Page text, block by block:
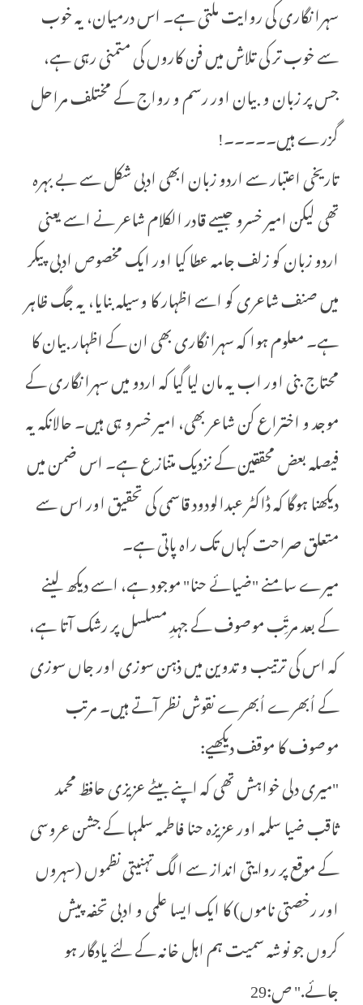
سہرا نگاری کی روایت ملتی ہے۔ اس درمیان، یہ خوب
سے خوب تر کی تلاش میں فن کاروں کی متمنی رہی ہے،
جس پر زبان و بیان اور رسم و رواج کے مختلف مراحل
گزرے ہیں۔۔۔۔۔!
تاریخی اعتبار سے اردو زبان ابھی ادبی شکل سے بے بہرہ
تھی لیکن امیر خسرو جیسے قادر الکلام شاعر نے اسے یعنی
اردو زبان کو زلف جامہ عطا کیا اور ایک مخصوص ادبی پیکر
میں صنف شاعری کو اسے اظہار کا وسیلہ بنایا، یہ جگ ظاہر
ہے۔ معلوم ہوا کہ سہرا نگاری بھی ان کے اظہار بیان کا
محتاج بنی اور اب یہ مان لیا گیا کہ اردو میں سہرا نگاری کے
موجد و اختراع کن شاعر بھی، امیر خسرو ہی ہیں۔ حالانکہ یہ
فیصلہ بعض محققین کے نزدیک متنازع ہے۔ اس ضمن میں
دیکھنا ہوگا کہ ڈاکٹر عبدالودود قاسمی کی تحقیق اور اس سے
متعلق صراحت کہاں تک راہ پاتی ہے۔
میرے سامنے "ضیائے حنا" موجود ہے، اسے دیکھ لینے
کے بعد مرتِّب موصوف کے جہدِ مسلسل پر رشک آتا ہے،
کہ اس کی ترتیب و تدوین میں ذہن سوزی اور جاں سوزی
کے اُبھرے اُبھرے نقوش نظر آتے ہیں۔ مرتب
موصوف کا موقف دیکھیے:
"میری دلی خواہش تھی کہ اپنے بیٹے عزیزی حافظ محمد
ثاقب ضیا سلمہ اور عزیزہ حنا فاطمہ سلمہا کے جشن عروسی
کے موقع پر روایتی انداز سے الگ تہنیتی نظموں (سہروں
اور رخصتی ناموں) کا ایک ایسا علمی و ادبی تحفہ پیش
کروں جو نوشہ سمیت ہم اہل خانہ کے لئے یادگار ہو
جائے." ص:29